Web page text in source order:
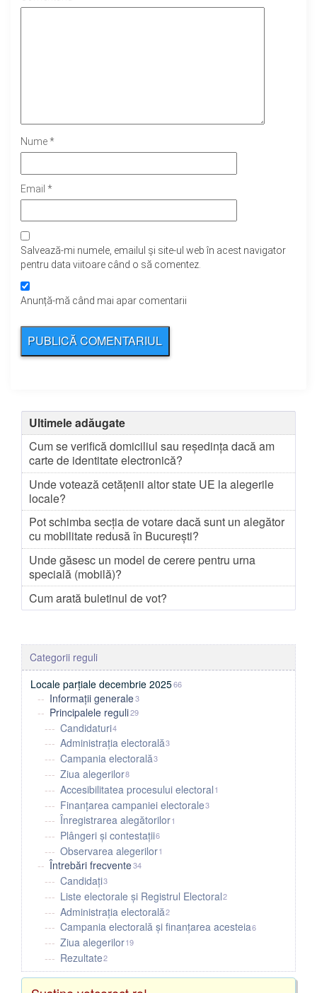
Nume*
Email *
Salvează-mi numele, emailul și site-ul web în acest navigator
pentru data viitoare când o să comentez.
Anunță-mă când mai apar comentarii
Ultimele adăugate
Cum se verifică domiciliul sau reședința dacă am
carte de identitate electronică?
Unde votează cetățenii altor state UE la alegerile
locale?
Pot schimba secția de votare dacă sunt un alegător
cu mobilitate redusă în București?
Unde găsesc un model de cerere pentru urna
specială (mobilă)?
Cum arată buletinul de vot?
Locale parțiale decembrie 202566
Informații generale3
Principalele reguli29
Candidaturi4
Administrația electorală3
Campania electorală3
Ziua alegerilor8
Accesibilitatea procesului electoral1
Finanțarea campaniei electorale3
Înregistrarea alegătorilor1
Plângeri și contestații6
Observarea alegerilor1
Întrebări frecvente34
Candidați3
Liste electorale și Registrul Electoral2
Administrația electorală2
Campania electorală și finanțarea acesteia6
Ziua alegerilor19
Rezultate2